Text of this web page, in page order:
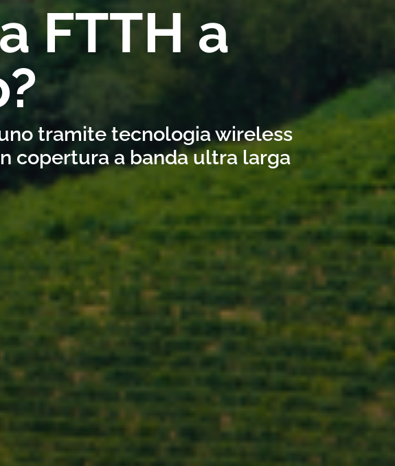
FTTH a
tramite tecnologia wireless
copertura a banda ultra larga